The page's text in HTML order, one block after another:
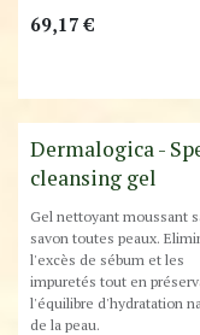
69,17 €
Best-Seller !
Dermalogica -
cleansing gel
Gel nettoyant moussant
savon toutes peaux.
l'excès de sébum et les
impuretés tout en
l'équilibre d'hydratation
de la peau.